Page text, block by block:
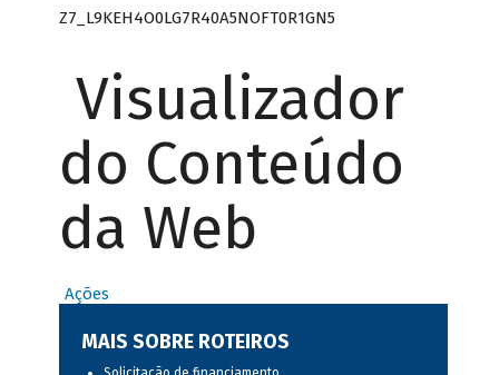
Z7_L9KEH4O0LG7R40A5NOFT0R1GN5
Visualizador
do Conteúdo
da Web
Ações
MAIS SOBRE ROTEIROS